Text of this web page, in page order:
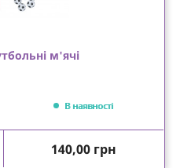
м'ячі
В наявності
Ціна
140,00 грн